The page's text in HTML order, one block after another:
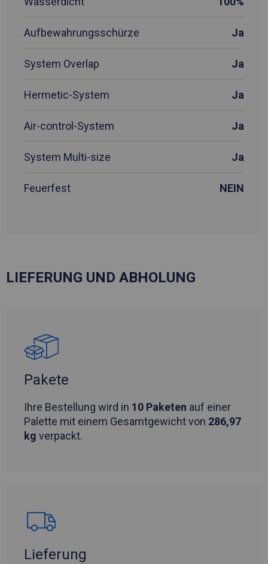
Aufbewahrungsschürze Ja
System Overlap Ja
Hermetic-System Ja
Air-control-System Ja
System Multi-size Ja
Feuerfest NEIN
LIEFERUNG UND ABHOLUNG
Pakete
Ihre Bestellung wird in 10 Paketen auf einer
Palette mit einem Gesamtgewicht von 286,97
kg verpackt.
Lieferung